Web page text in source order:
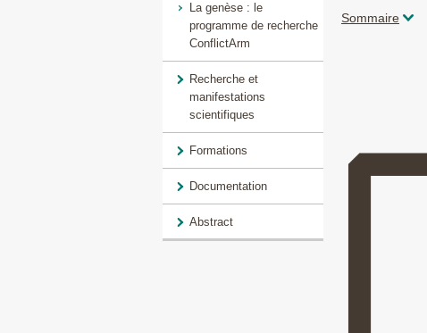
La genèse : le
programme de recherche
ConflictArm
Recherche et
manifestations
scientifiques
Formations
Documentation
Abstract
Sommaire